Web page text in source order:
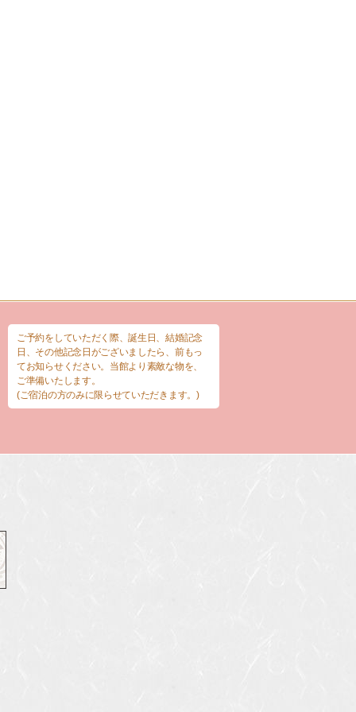
ご予約をしていただく際、誕生日、結婚記念
日、その他記念日がございましたら、前もっ
てお知らせください。当館より素敵な物を、
ご準備いたします。
(ご宿泊の方のみに限らせていただきます。)